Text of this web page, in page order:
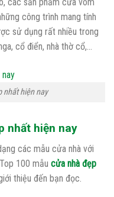
các sản phẩm cửa vòm
công trình mang tính
sử dụng rất nhiều trong
cổ điển, nhà thờ cổ,…
nhất hiện nay
nhất hiện nay
các mẫu cửa nhà với
100 mẫu cửa nhà đẹp
thiệu đến bạn đọc.